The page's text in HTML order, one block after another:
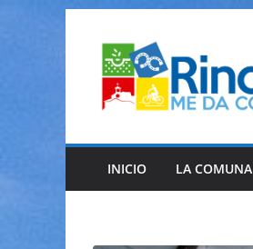
contenido
INICIO LA COMUNA